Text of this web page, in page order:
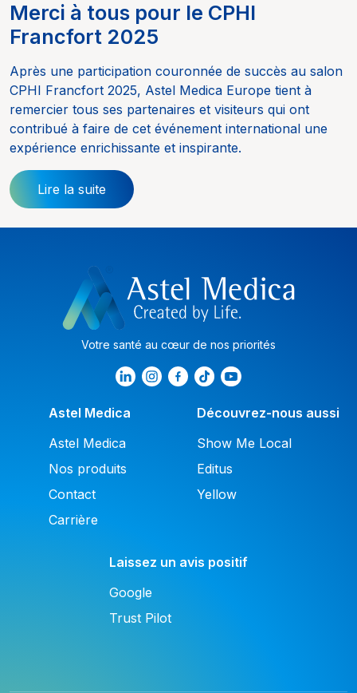
Merci à tous pour le CPHI
Francfort 2025
Après une participation couronnée de succès au salon
CPHI Francfort 2025, Astel Medica Europe tient à
remercier tous ses partenaires et visiteurs qui ont
contribué à faire de cet événement international une
expérience enrichissante et inspirante.
Lire la suite
Votre santé au cœur de nos priorités
Astel Medica
Astel Medica
Nos produits
Contact
Carrière
Découvrez-nous aussi
Show Me Local
Editus
Yellow
Laissez un avis positif
Google
Trust Pilot